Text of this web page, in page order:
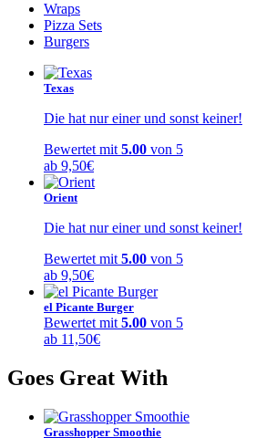
Wraps
Pizza Sets
Burgers
Texas
Die hat nur einer und sonst keiner!
Bewertet mit 5.00 von 5
ab 9,50€
Orient
Die hat nur einer und sonst keiner!
Bewertet mit 5.00 von 5
ab 9,50€
el Picante Burger
Bewertet mit 5.00 von 5
ab 11,50€
Goes Great With
Grasshopper Smoothie